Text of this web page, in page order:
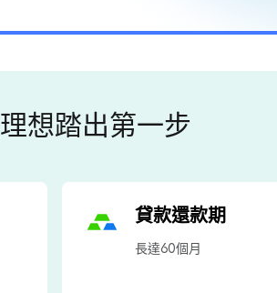
想踏出第一步
貸款還款期
長達60個月